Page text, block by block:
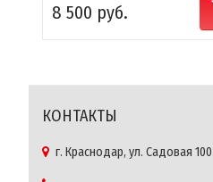
8 500 руб.
КОНТАКТЫ
г. Краснодар, ул. Садовая 100